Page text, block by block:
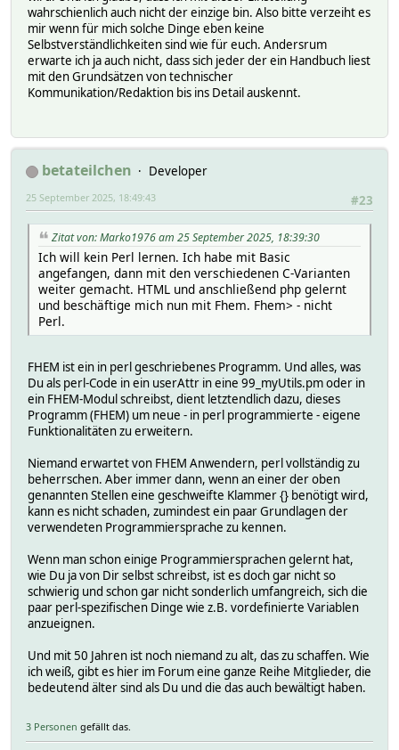
wahrschienlich auch nicht der einzige bin. Also bitte verzeiht es
mir wenn für mich solche Dinge eben keine
Selbstverständlichkeiten sind wie für euch. Andersrum
erwarte ich ja auch nicht, dass sich jeder der ein Handbuch liest
mit den Grundsätzen von technischer
Kommunikation/Redaktion bis ins Detail auskennt.
betateilchen
Developer
#23
25 September 2025, 18:49:43
Zitat von: Marko1976 am 25 September 2025, 18:39:30
Ich will kein Perl lernen. Ich habe mit Basic
angefangen, dann mit den verschiedenen C-Varianten
weiter gemacht. HTML und anschließend php gelernt
und beschäftige mich nun mit Fhem. Fhem> - nicht
Perl.
FHEM ist ein in perl geschriebenes Programm. Und alles, was
Du als perl-Code in ein userAttr in eine 99_myUtils.pm oder in
ein FHEM-Modul schreibst, dient letztendlich dazu, dieses
Programm (FHEM) um neue - in perl programmierte - eigene
Funktionalitäten zu erweitern.
Niemand erwartet von FHEM Anwendern, perl vollständig zu
beherrschen. Aber immer dann, wenn an einer der oben
genannten Stellen eine geschweifte Klammer {} benötigt wird,
kann es nicht schaden, zumindest ein paar Grundlagen der
verwendeten Programmiersprache zu kennen.
Wenn man schon einige Programmiersprachen gelernt hat,
wie Du ja von Dir selbst schreibst, ist es doch gar nicht so
schwierig und schon gar nicht sonderlich umfangreich, sich die
paar perl-spezifischen Dinge wie z.B. vordefinierte Variablen
anzueignen.
Und mit 50 Jahren ist noch niemand zu alt, das zu schaffen. Wie
ich weiß, gibt es hier im Forum eine ganze Reihe Mitglieder, die
bedeutend älter sind als Du und die das auch bewältigt haben.
3 Personen gefällt das.